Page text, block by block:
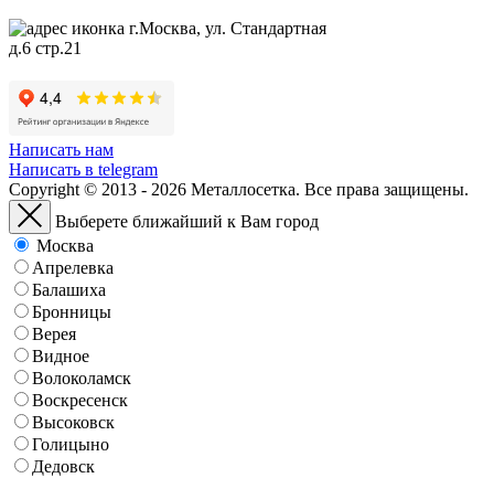
г.Москва, ул. Стандартная
д.6 стр.21
Написать нам
Написать в telegram
Copyright © 2013 - 2026 Металлосетка. Все права защищены.
Выберете ближайший к Вам город
Москва
Апрелевка
Балашиха
Бронницы
Верея
Видное
Волоколамск
Воскресенск
Высоковск
Голицыно
Дедовск